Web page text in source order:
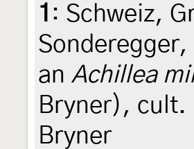
1 : Schweiz,
an Achillea
Bryner), cult.
Bryner